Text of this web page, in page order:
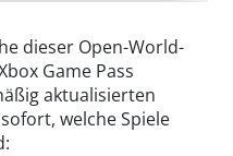
dieser Open-World-
Game Pass
aktualisierten
welche Spiele